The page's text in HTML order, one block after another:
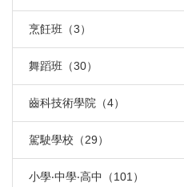
烹飪班（3）
舞蹈班（30）
齒科技術學院（4）
駕駛學校（29）
小學‧中學‧高中（101）